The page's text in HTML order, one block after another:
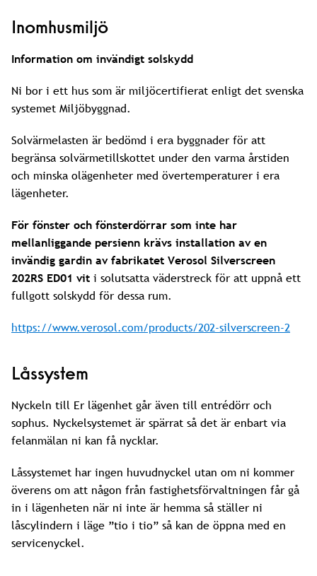
Inomhusmiljö
Information om invändigt solskydd
Ni bor i ett hus som är miljöcertifierat enligt det svenska
systemet Miljöbyggnad.
Solvärmelasten är bedömd i era byggnader för att
begränsa solvärmetillskottet under den varma årstiden
och minska olägenheter med övertemperaturer i era
lägenheter.
För fönster och fönsterdörrar som inte har
mellanliggande persienn krävs installation av en
invändig gardin av fabrikatet Verosol Silverscreen
202RS ED01 vit i solutsatta väderstreck för att uppnå ett
fullgott solskydd för dessa rum.
https://www.verosol.com/products/202-silverscreen-2
Låssystem
Nyckeln till Er lägenhet går även till entrédörr och
sophus. Nyckelsystemet är spärrat så det är enbart via
felanmälan ni kan få nycklar.
Låssystemet har ingen huvudnyckel utan om ni kommer
överens om att någon från fastighetsförvaltningen får gå
in i lägenheten när ni inte är hemma så ställer ni
låscylindern i läge ”tio i tio” så kan de öppna med en
servicenyckel.